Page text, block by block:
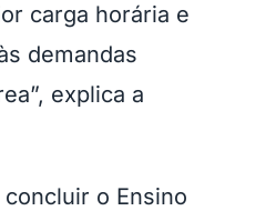
carga horária e
demandas
explica a
o Ensino